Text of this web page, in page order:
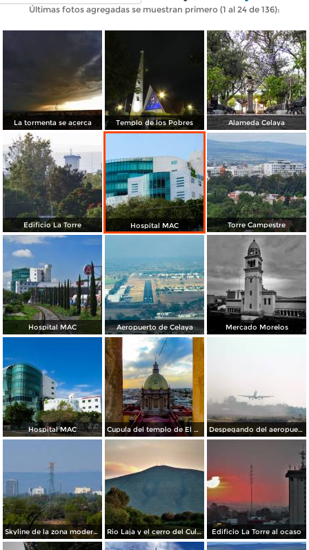
Últimas fotos agregadas se muestran primero (1 al 24 de 136):
La tormenta se acerca Templo de los Pobres Alameda Celaya
Edificio La Torre Hospital MAC Torre Campestre
Hospital MAC Aeropuerto de Celaya Mercado Morelos
Hospital MAC Cupula del templo de El Carmen. Despegando del aeropuerto de Celaya
Skyline de la zona moderna de la ciudad Rio Laja y el cerro del Culiacán de fondo Edificio La Torre al ocaso